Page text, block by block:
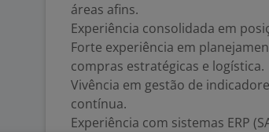
áreas afins.
Experiência consolidada em
Forte experiência em
compras estratégicas e logística.
Vivência em gestão de
contínua.
Experiência com sistemas ERP